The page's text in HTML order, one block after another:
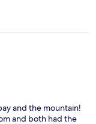
and the mountain!
and both had the